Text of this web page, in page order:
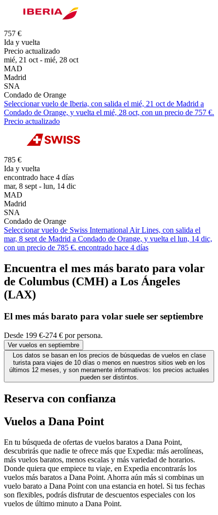
757 €
Ida y vuelta
Precio actualizado
mié, 21 oct - mié, 28 oct
MAD
Madrid
SNA
Condado de Orange
Seleccionar vuelo de Iberia, con salida el mié, 21 oct de Madrid a
Condado de Orange, y vuelta el mié, 28 oct, con un precio de 757 €.
Precio actualizado
785 €
Ida y vuelta
encontrado hace 4 días
mar, 8 sept - lun, 14 dic
MAD
Madrid
SNA
Condado de Orange
Seleccionar vuelo de Swiss International Air Lines, con salida el
mar, 8 sept de Madrid a Condado de Orange, y vuelta el lun, 14 dic,
con un precio de 785 €. encontrado hace 4 días
Encuentra el mes más barato para volar
de Columbus (CMH) a Los Ángeles
(LAX)
El mes más barato para volar suele ser septiembre
Desde 199 €-274 € por persona.
Ver vuelos en septiembre
Los datos se basan en los precios de búsquedas de vuelos en clase
turista para viajes de 10 días o menos en nuestros sitios web en los
últimos 12 meses, y son meramente informativos: los precios actuales
pueden ser distintos.
Reserva con confianza
Vuelos a Dana Point
En tu búsqueda de ofertas de vuelos baratos a Dana Point,
descubrirás que nadie te ofrece más que Expedia: más aerolíneas,
más vuelos baratos, menos escalas y más variedad de horarios.
Donde quiera que empiece tu viaje, en Expedia encontrarás los
vuelos más baratos a Dana Point. Ahorra aún más si combinas un
vuelo barato a Dana Point con una estancia en hotel. Si tus fechas
son flexibles, podrás disfrutar de descuentos especiales con los
vuelos de último minuto a Dana Point.